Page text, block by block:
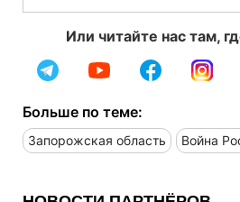
Или читайте нас там,
Больше по теме:
Запорожская область Война